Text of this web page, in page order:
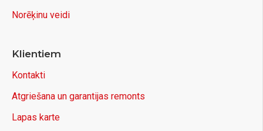
Norēķinu veidi
Klientiem
Kontakti
Atgriešana un garantijas remonts
Lapas karte